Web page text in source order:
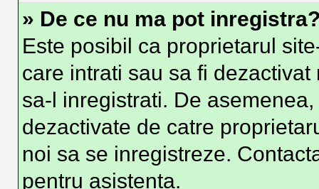
» De ce nu ma pot
Este posibil ca proprietarul
care intrati sau sa fi
sa-l inregistrati. De
dezactivate de catre
noi sa se inregistreze.
pentru asistenta.